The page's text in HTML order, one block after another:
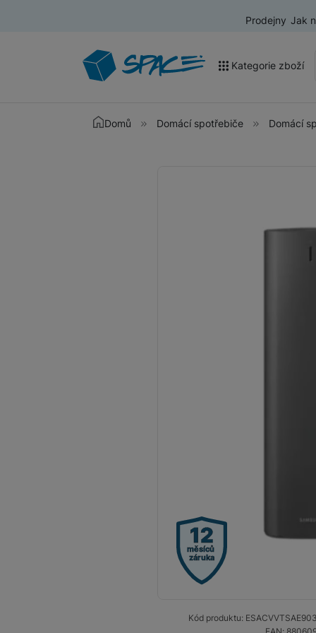
Prodejny Jak
Kategorie zboží
Akce a výprodej
Domů Domácí spotřebiče Domácí
12
měsíců
záruka
Kód produktu: ESACVVTSAE903